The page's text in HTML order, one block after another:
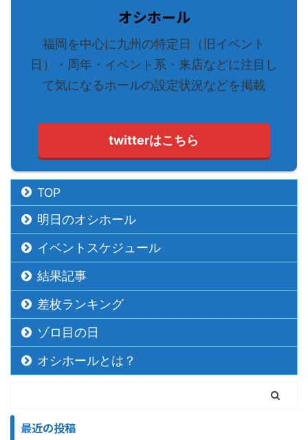
オシホール
福岡を中心に九州の特定日（旧イベント
日）・周年・イベント系・来店などに注目し
て気になるホールの設定状況などを掲載
twitterはこちら
TOP
明日のオシホール
イベントスケジュール
結果記事
差枚ランキング
ゾロ目の日
オシホールとは？
最近の投稿